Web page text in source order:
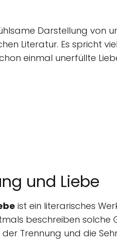
Darstellung von
Literatur. Es spricht
einmal unerfüllte
und Liebe
ist ein literarisches
beschreiben solche
Trennung und die